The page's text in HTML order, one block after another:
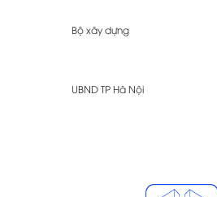
Bộ xây dựng
UBND TP Hà Nội